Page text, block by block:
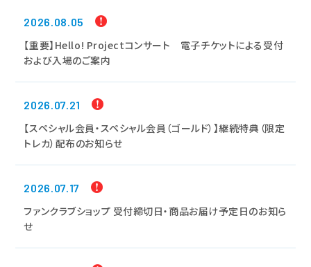
2026.08.05
【重要】Hello! Projectコンサート 電子チケットによる受付
および入場のご案内
2026.07.21
【スペシャル会員・スペシャル会員（ゴールド）】継続特典（限定
トレカ）配布のお知らせ
2026.07.17
ファンクラブショップ 受付締切日・商品お届け予定日のお知ら
せ